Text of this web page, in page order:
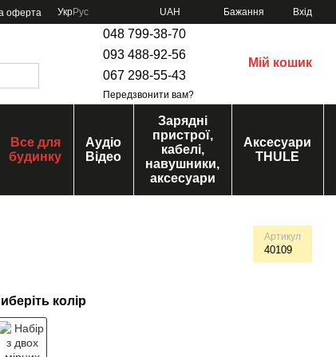
оферта УкрРус UAH Бажання Вхід
048 799-38-70
093 488-92-56
067 298-55-43
Передзвонити вам?
Мій кошик
Все для
будинку
Аудіо
Відео
Зарядні
пристрої,
кабелі,
навушники,
аксесуари
Аксесуари
THULE
Артикул
40109
колір